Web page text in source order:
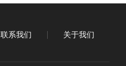
联系我们 关于我们